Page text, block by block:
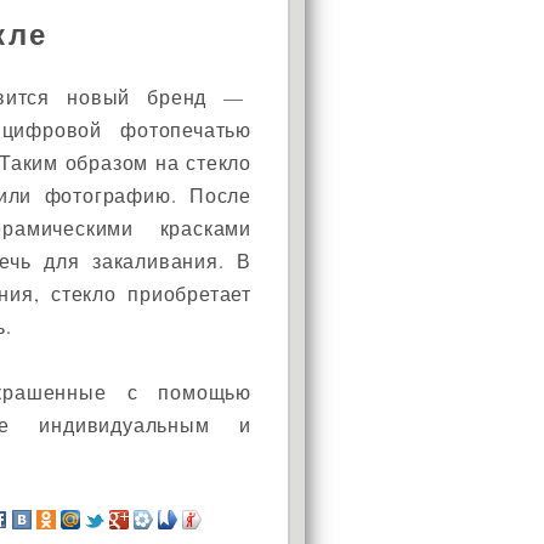
новый бренд —
фотопечатью
образом на стекло
фотографию. После
красками
для закаливания. В
стекло приобретает
с помощью
индивидуальным и